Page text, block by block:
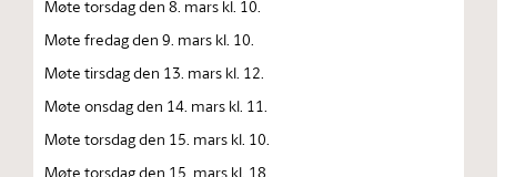
Møte torsdag den 8. mars kl. 10.
Møte fredag den 9. mars kl. 10.
Møte tirsdag den 13. mars kl. 12.
Møte onsdag den 14. mars kl. 11.
Møte torsdag den 15. mars kl. 10.
Møte torsdag den 15. mars kl. 18.